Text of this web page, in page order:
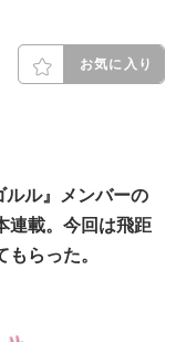
お気に入り
ル』メンバーの
連載。今回は飛距
らった。